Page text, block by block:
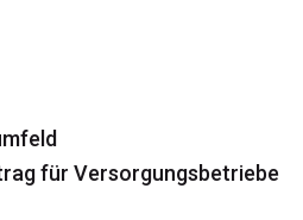
für Versorgungsbetriebe